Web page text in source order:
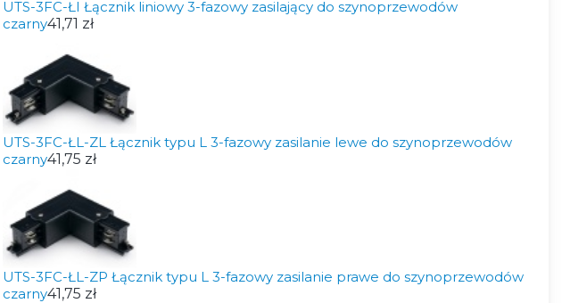
UTS-3FC-ŁI Łącznik liniowy 3-fazowy zasilający do szynoprzewodów
czarny41,71 zł
UTS-3FC-ŁL-ZL Łącznik typu L 3-fazowy zasilanie lewe do szynoprzewodów
czarny41,75 zł
UTS-3FC-ŁL-ZP Łącznik typu L 3-fazowy zasilanie prawe do szynoprzewodów
czarny41,75 zł